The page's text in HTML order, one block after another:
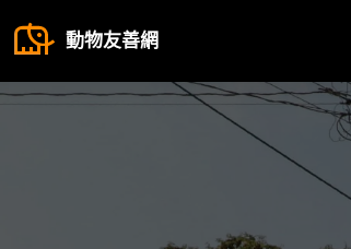
動物友善網